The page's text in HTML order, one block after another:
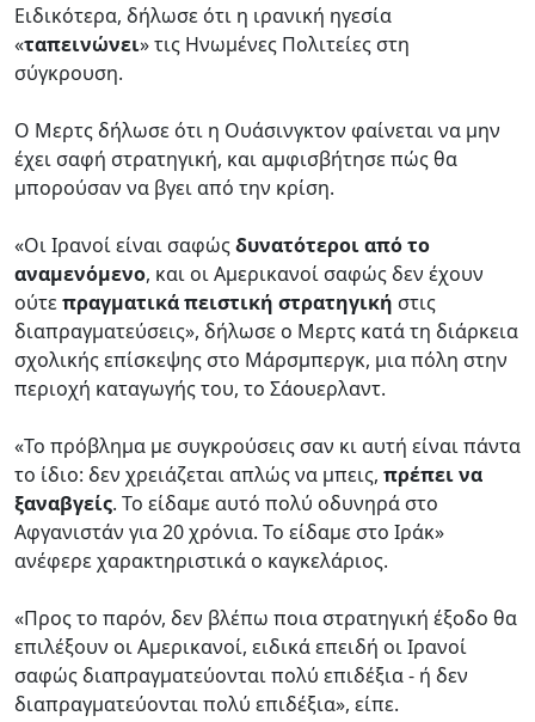
Ειδικότερα, δήλωσε ότι η ιρανική ηγεσία
«ταπεινώνει» τις Ηνωμένες Πολιτείες στη
σύγκρουση.
Ο Μερτς δήλωσε ότι η Ουάσινγκτον φαίνεται να μην
έχει σαφή στρατηγική, και αμφισβήτησε πώς θα
μπορούσαν να βγει από την κρίση.
«Οι Ιρανοί είναι σαφώςδυνατότεροι από το
αναμενόμενο, και οι Αμερικανοί σαφώς δεν έχουν
ούτεπραγματικά πειστική στρατηγική στις
διαπραγματεύσεις», δήλωσε ο Μερτς κατά τη διάρκεια
σχολικής επίσκεψης στο Μάρσμπεργκ, μια πόλη στην
περιοχή καταγωγής του, το Σάουερλαντ.
«Το πρόβλημα με συγκρούσεις σαν κι αυτή είναι πάντα
το ίδιο: δεν χρειάζεται απλώς να μπεις, πρέπει να
ξαναβγείς. Το είδαμε αυτό πολύ οδυνηρά στο
Αφγανιστάν για 20 χρόνια. Το είδαμε στο Ιράκ»
ανέφερε χαρακτηριστικά ο καγκελάριος.
«Προς το παρόν, δεν βλέπω ποια στρατηγική έξοδο θα
επιλέξουν οι Αμερικανοί, ειδικά επειδή οι Ιρανοί
σαφώς διαπραγματεύονται πολύ επιδέξια - ή δεν
διαπραγματεύονται πολύ επιδέξια», είπε.